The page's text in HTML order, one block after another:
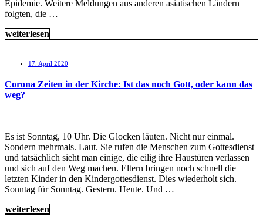
Epidemie. Weitere Meldungen aus anderen asiatischen Ländern
folgten, die …
weiterlesen
17. April 2020
Corona Zeiten in der Kirche: Ist das noch Gott, oder kann das
weg?
Es ist Sonntag, 10 Uhr. Die Glocken läuten. Nicht nur einmal.
Sondern mehrmals. Laut. Sie rufen die Menschen zum Gottesdienst
und tatsächlich sieht man einige, die eilig ihre Haustüren verlassen
und sich auf den Weg machen. Eltern bringen noch schnell die
letzten Kinder in den Kindergottesdienst. Dies wiederholt sich.
Sonntag für Sonntag. Gestern. Heute. Und …
weiterlesen